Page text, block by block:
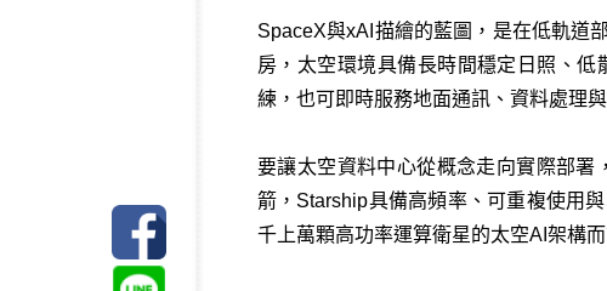
SpaceX與xAI描繪的藍圖，是在低軌道
房，太空環境具備長時間穩定日照、低
練，也可即時服務地面通訊、資料處理
要讓太空資料中心從概念走向實際部署
箭，Starship具備高頻率、可重複使用
千上萬顆高功率運算衛星的太空AI架構